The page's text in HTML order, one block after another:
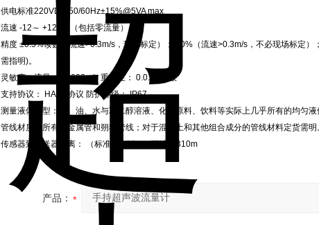
供电标准220VDC 50/60Hz±15%@5VA max
流速 -12～ +12m/s（包括零流量）
精度 ±0.5%读数（流速>0.3m/s，现场标定）；1.0%（流速>0.3m/s，不必现场标定
需指明)。
灵敏度：流量：0.0003m/s 重复性： 0.01%读数
支持协议： HART协议 防护等级： IP67
测量液体类型：水、油、水与乙二醇溶液、化学原料、饮料等实际上几乎所有的均匀液
管线材质为所有的金属管和朔料管线；对于混泥土和其他组合成分的管线材料定货需明
传感器到变送器距离： （标准）6.09m，可选长310m
产品：